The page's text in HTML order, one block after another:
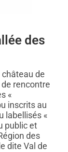
des
de
de rencontre
«
inscrits au
labellisés «
public et
des
dite Val de